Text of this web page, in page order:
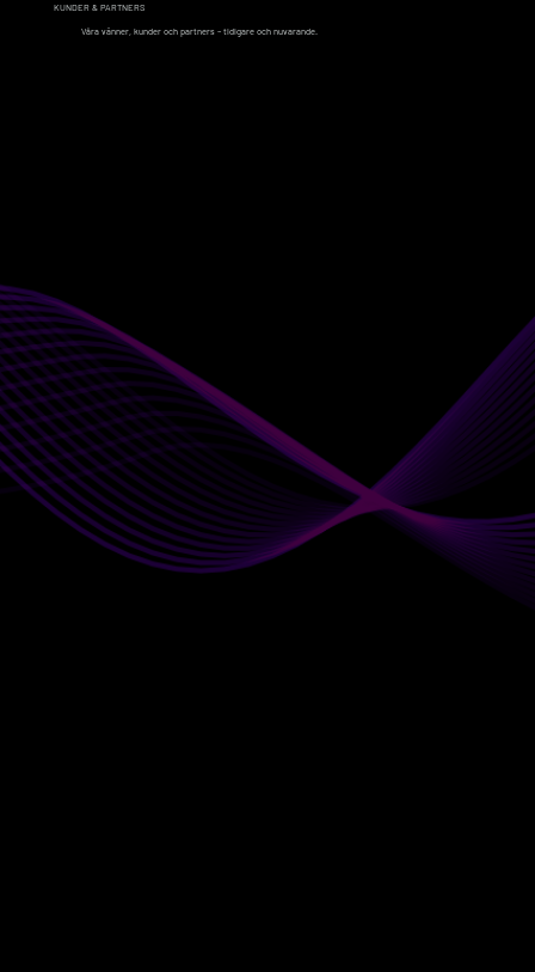
KUNDER & PARTNERS
Våra vänner, kunder och partners – tidigare och nuvarande.